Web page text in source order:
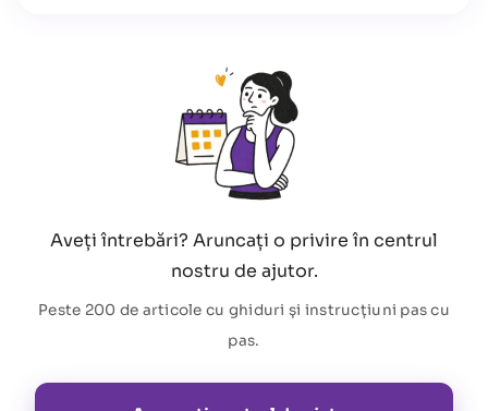
Aveți întrebări? Aruncați o privire în centrul
nostru de ajutor.
Peste 200 de articole cu ghiduri și instrucțiuni pas cu
pas.